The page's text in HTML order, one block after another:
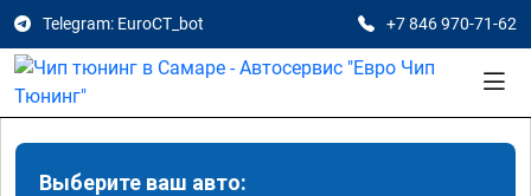
Telegram: EuroCT_bot +7 846 970-71-62
Выберите ваш авто: